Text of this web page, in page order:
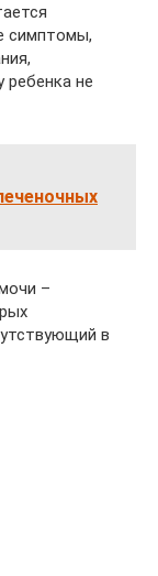
симптомы,
ребенка не
–
в